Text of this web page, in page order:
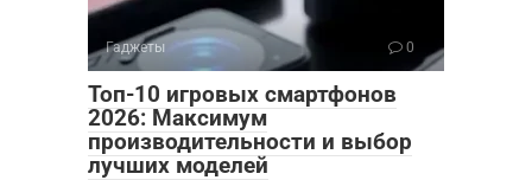
Гаджеты 0
Топ-10 игровых смартфонов
2026: Максимум
производительности и выбор
лучших моделей